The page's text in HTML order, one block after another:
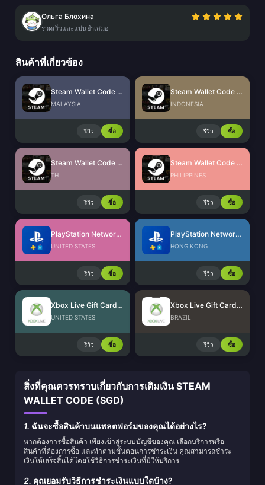
Ольга Блохина
รวดเร็วและแม่นยำเสมอ
สินค้าที่เกี่ยวข้อง
Steam Wallet Code (MYR)
MALAYSIA
รีวิว ซื้อ
Steam Wallet Code (IDR)
INDONESIA
รีวิว ซื้อ
Steam Wallet Code (THB)
TH
รีวิว ซื้อ
Steam Wallet Code (PHP)
PHILIPPINES
รีวิว ซื้อ
PlayStation Network Card (US)
UNITED STATES
รีวิว ซื้อ
PlayStation Network Card (HK)
HONG KONG
รีวิว ซื้อ
Xbox Live Gift Card (US)
UNITED STATES
รีวิว ซื้อ
Xbox Live Gift Card (BR)
BRAZIL
รีวิว ซื้อ
สิ่งที่คุณควรทราบเกี่ยวกับการเติมเงิน STEAM
WALLET CODE (SGD)
1. ฉันจะซื้อสินค้าบนแพลตฟอร์มของคุณได้อย่างไร?
หากต้องการซื้อสินค้า เพียงเข้าสู่ระบบบัญชีของคุณ เลือกบริการหรือ
สินค้าที่ต้องการซื้อ และทำตามขั้นตอนการชำระเงิน คุณสามารถชำระ
เงินให้เสร็จสิ้นได้โดยใช้วิธีการชำระเงินที่มีให้บริการ
2. คุณยอมรับวิธีการชำระเงินแบบใดบ้าง?